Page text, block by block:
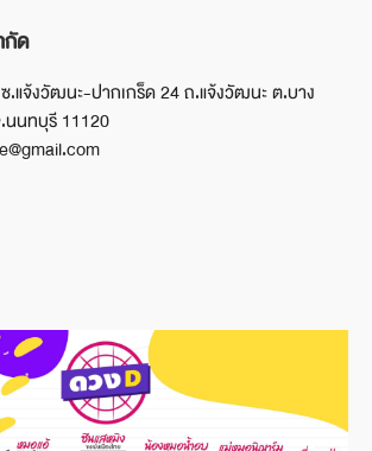
กัด
.แจ้งวัฒนะ-ปากเกร็ด 24 ถ.แจ้งวัฒนะ ต.บาง
นนทบุรี 11120